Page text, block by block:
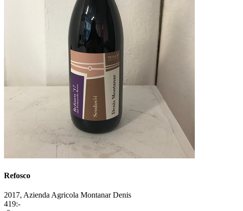
Refosco
2017, Azienda Agricola Montanar Denis
419:-